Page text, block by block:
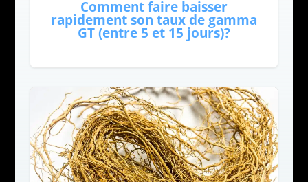
Comment faire baisser
rapidement son taux de gamma
GT (entre 5 et 15 jours)?